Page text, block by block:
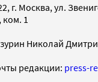
г. Москва, ул.
ком. 1
Николай
редакции: press-